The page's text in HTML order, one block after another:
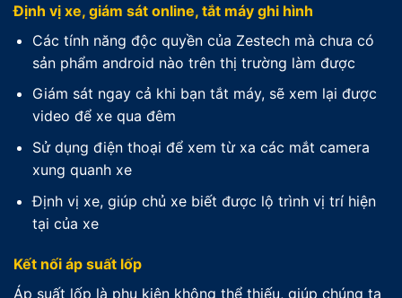
Định vị xe, giám sát online, tắt máy ghi hình
Các tính năng độc quyền của Zestech mà chưa có
sản phẩm android nào trên thị trường làm được
Giám sát ngay cả khi bạn tắt máy, sẽ xem lại được
video để xe qua đêm
Sử dụng điện thoại để xem từ xa các mắt camera
xung quanh xe
Định vị xe, giúp chủ xe biết được lộ trình vị trí hiện
tại của xe
Kết nối áp suất lốp
Áp suất lốp là phụ kiện không thể thiếu, giúp chúng ta